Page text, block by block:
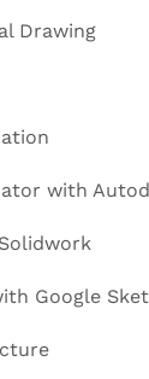
Drawing
with
Google